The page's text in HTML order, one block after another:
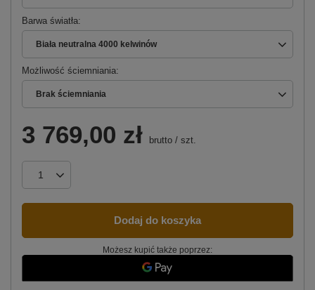
Barwa światła
Biała neutralna 4000 kelwinów
Możliwość ściemniania
Brak ściemniania
3 769,00 zł brutto / szt.
Dodaj do koszyka
Możesz kupić także poprzez: